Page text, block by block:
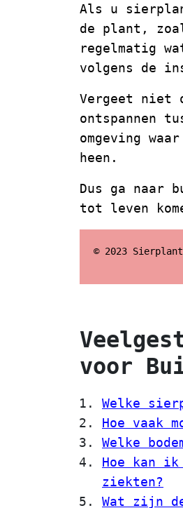
Als u
de plant,
regelmatig
volgens de
Vergeet niet
ontspannen
omgeving
heen.
Dus ga naar
tot leven
© 2023
voor
Welke
Hoe vaak
Welke
Hoe kan
ziekten?
Wat zijn